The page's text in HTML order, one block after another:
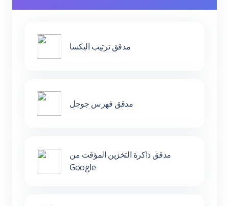
مدقق ترتيب اليكسا
مدقق فهرس جوجل
مدقق ذاكرة التخزين المؤقت من
Google